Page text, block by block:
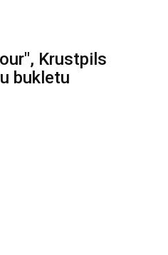
Krustpils
bukletu